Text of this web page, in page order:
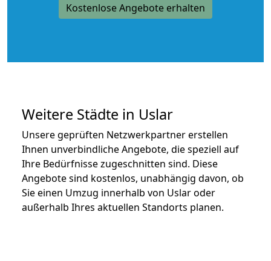
Kostenlose Angebote erhalten
Weitere Städte in Uslar
Unsere geprüften Netzwerkpartner erstellen
Ihnen unverbindliche Angebote, die speziell auf
Ihre Bedürfnisse zugeschnitten sind. Diese
Angebote sind kostenlos, unabhängig davon, ob
Sie einen Umzug innerhalb von Uslar oder
außerhalb Ihres aktuellen Standorts planen.